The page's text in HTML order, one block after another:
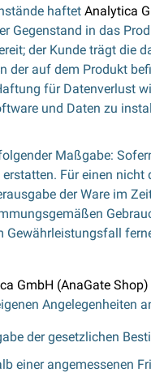
haftet Analytica
Gegenstand in das
der Kunde trägt die
der auf dem Produkt
für Datenverlust
und Daten zu
Maßgabe:
Für einen nicht
der Ware im
Gewährleistungsfall
GmbH (AnaGate Shop)
Angelegenheiten
der gesetzlichen
einer angemessenen